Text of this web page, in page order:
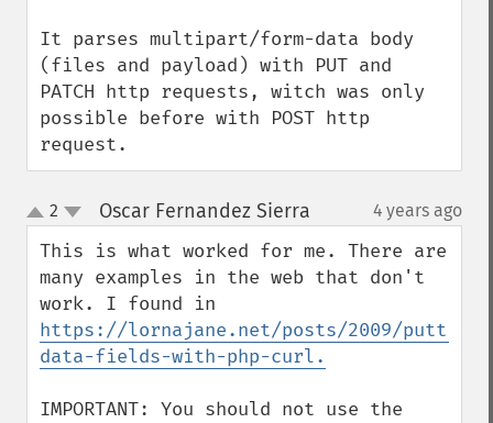
It parses multipart/form-data body
(files and payload) with PUT and
PATCH http requests, witch was only
possible before with POST http
request.
up
down
2 Oscar Fernandez Sierra 4 years ago
This is what worked for me. There are
many examples in the web that don't
https://lornajane.net/posts/2009/putting-
data-fields-with-php-curl.
IMPORTANT: You should not use the